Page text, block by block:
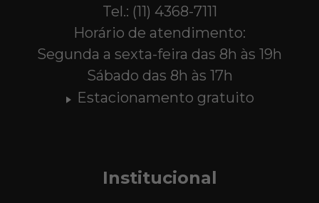
Tel.: (11) 4368-7111
Horário de atendimento:
Segunda a sexta-feira das 8h às 19h
Sábado das 8h às 17h
Estacionamento gratuito
Institucional